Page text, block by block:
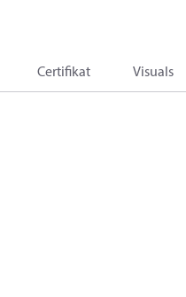
Certifikat Visuals